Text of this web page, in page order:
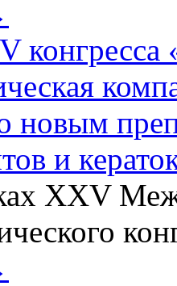
конгресса
новым
и
XXV